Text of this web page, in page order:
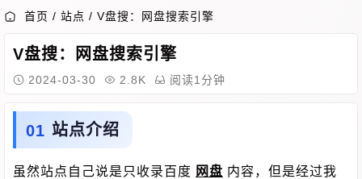
首页 / 站点 / V盘搜：网盘搜索引擎
V盘搜：网盘搜索引擎
2024-03-30 2.8K 阅读1分钟
站点介绍
虽然站点自己说是只收录百度 网盘 内容，但是经过我